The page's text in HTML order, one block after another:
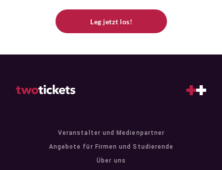
Leg jetzt los!
Veranstalter und Medienpartner
Angebote für Firmen und Studierende
Über uns